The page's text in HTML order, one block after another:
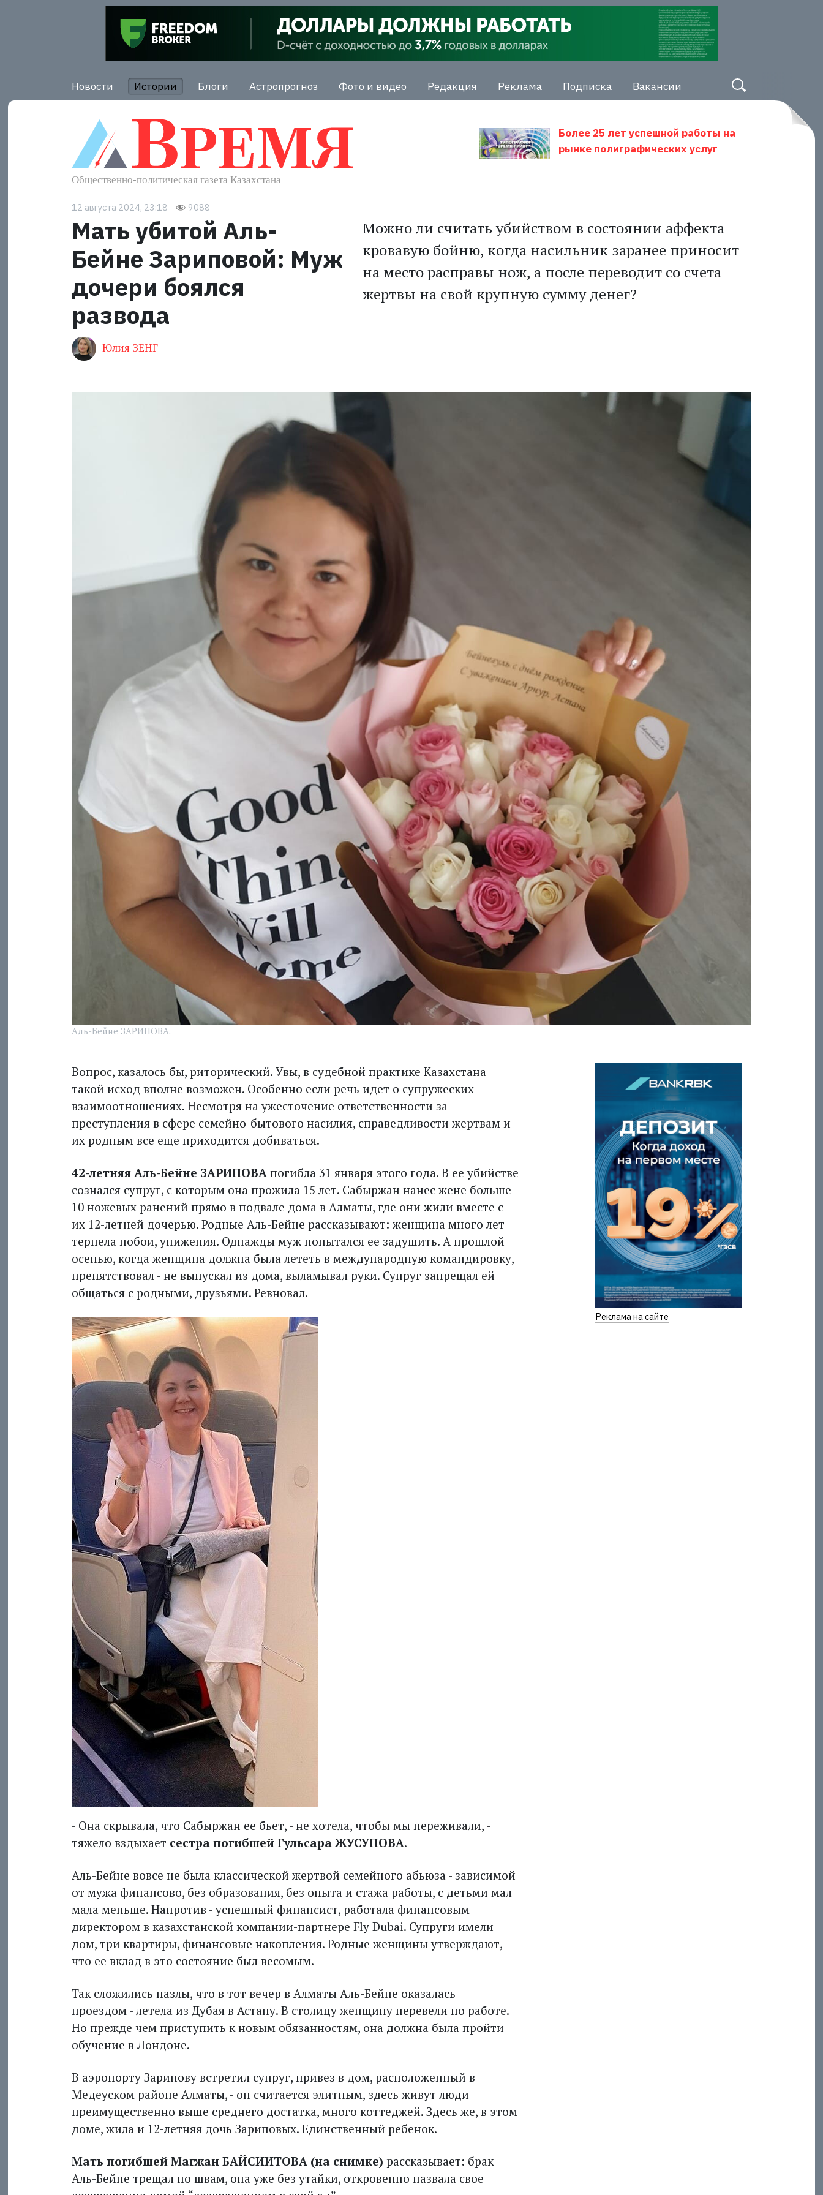
Новости Истории Блоги Астропрогноз Фото и видео Редакция Реклама Подписка Вакансии
Более 25 лет успешной работы на
рынке полиграфических услуг
12 августа 2024, 23:18 9088
Мать убитой Аль-
Бейне Зариповой: Муж
дочери боялся
развода
Юлия ЗЕНГ
Можно ли считать убийством в состоянии аффекта
кровавую бойню, когда насильник заранее приносит
на место расправы нож, а после переводит со счета
жертвы на свой крупную сумму денег?
Аль-Бейне ЗАРИПОВА.
Вопрос, казалось бы, риторический. Увы, в судебной практике Казахстана
такой исход вполне возможен. Особенно если речь идет о супружеских
взаимоотношениях. Несмотря на ужесточение ответственности за
преступления в сфере семейно-бытового насилия, справедливости жертвам и
их родным все еще приходится добиваться.
42-летняя Аль-Бейне ЗАРИПОВАпогибла 31 января этого года. В ее убийстве
сознался суп­руг, с которым она прожила 15 лет. Сабыржан нанес жене больше
10 ножевых ранений прямо в подвале дома в Алматы, где они жили вместе с
их 12-летней дочерью. Родные Аль-Бейне рассказывают: женщина много лет
терпела побои, унижения. Однажды муж попытался ее задушить. А прошлой
осенью, когда женщина должна была лететь в международную командировку,
препятствовал - не выпускал из дома, выламывал руки. Супруг запрещал ей
общаться с родными, друзьями. Ревновал.
- Она скрывала, что Сабыржан ее бьет, - не хотела, чтобы мы переживали, -
тяжело вздыхает сестра погибшей Гульсара ЖУСУПОВА.
Аль-Бейне вовсе не была классической жертвой семейного абьюза - зависимой
от мужа финансово, без образования, без опыта и стажа работы, с детьми мал
мала меньше. Напротив - успешный финансист, работала финансовым
директором в казахстанской компании-парт­нере Fly Dubai. Супруги имели
дом, три квартиры, финансовые накоп­ления. Родные женщины утверждают,
что ее вклад в это состояние был весомым.
Так сложились пазлы, что в тот вечер в Алматы Аль-Бейне оказалась
проездом - летела из Дубая в Астану. В столицу женщину перевели по работе.
Но прежде чем приступить к новым обязанностям, она должна была пройти
обучение в Лондоне.
В аэропорту Зарипову встретил супруг, привез в дом, расположенный в
Медеуском районе Алматы, - он считается элитным, здесь живут люди
преимущественно выше среднего достатка, много коттеджей. Здесь же, в этом
доме, жила и 12-летняя дочь Зариповых. Единственный ребенок.
Мать погибшей Магжан БАЙСИИТОВА (на снимке) рассказывает: брак
Аль-Бейне трещал по швам, она уже без утайки, откровенно назвала свое
Реклама на сайте